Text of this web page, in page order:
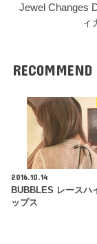
Jewel Changes
ィ
RECOMMEND
2016.10.14
BUBBLES レースハ
ップス